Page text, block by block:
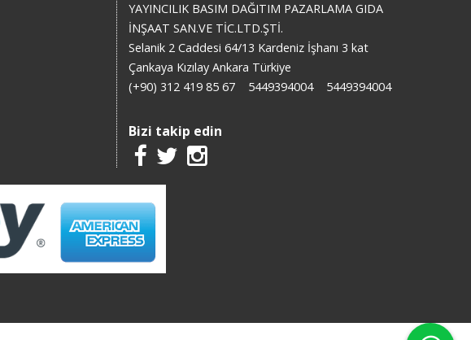
YAYINCILIK BASIM DAĞITIM PAZARLAMA GIDA
İNŞAAT SAN.VE TİC.LTD.ŞTİ.
Selanik 2 Caddesi 64/13 Kardeniz İşhanı 3 kat
Çankaya Kızılay Ankara Türkiye
(+90) 312 419 85 67
5449394004 5449394004
Bizi takip edin